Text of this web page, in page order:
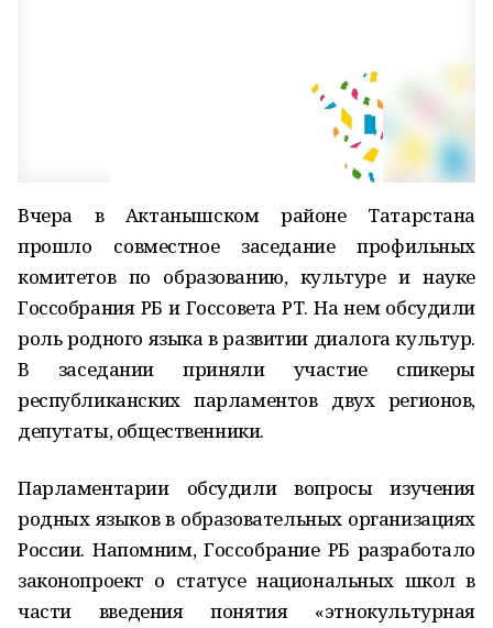
Вчера в Актанышском районе Татарстана
прошло совместное заседание профильных
комитетов по образованию, культуре и науке
Госсобрания РБ и Госсовета РТ. На нем обсудили
роль родного языка в развитии диалога культур.
В заседании приняли участие спикеры
республиканских парламентов двух регионов,
депутаты, общественники.
Парламентарии обсудили вопросы изучения
родных языков в образовательных организациях
России. Напомним, Госсобрание РБ разработало
законопроект о статусе национальных школ в
части введения понятия «этнокультурная